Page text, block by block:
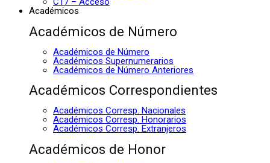
Académicos
Académicos de Número
Académicos de Número
Académicos Supernumerarios
Académicos de Número Anteriores
Académicos Correspondientes
Académicos Corresp. Nacionales
Académicos Corresp. Honorarios
Académicos Corresp. Extranjeros
Académicos de Honor